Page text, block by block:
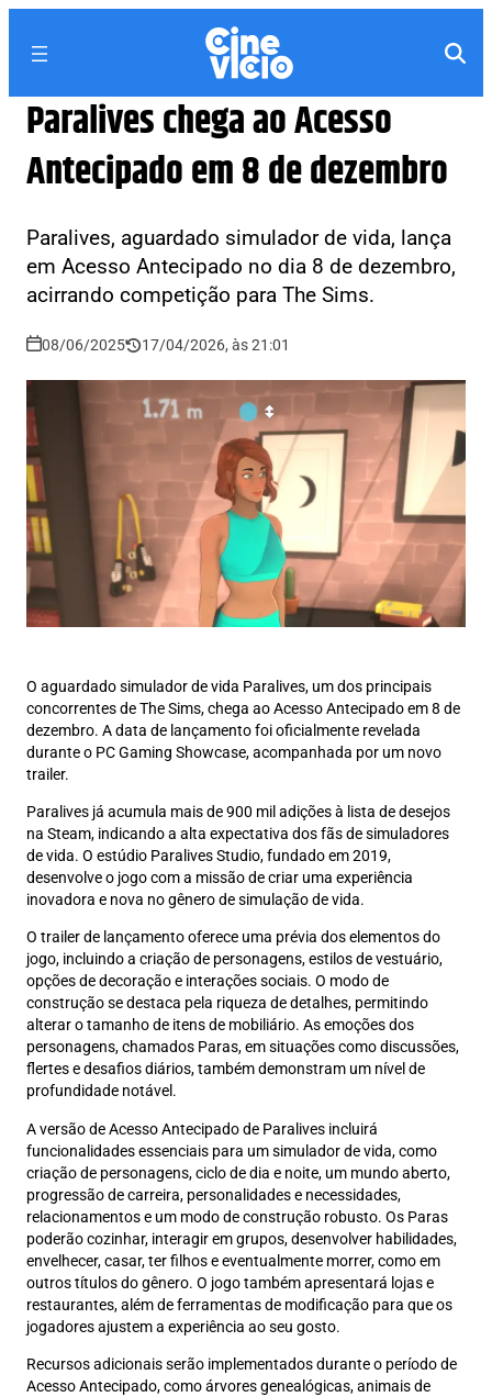
Paralives chega ao Acesso
Antecipado em 8 de dezembro
Paralives, aguardado simulador de vida, lança
em Acesso Antecipado no dia 8 de dezembro,
acirrando competição para The Sims.
08/06/2025 17/04/2026, às 21:01
O aguardado simulador de vida Paralives, um dos principais
concorrentes de The Sims, chega ao Acesso Antecipado em 8 de
dezembro. A data de lançamento foi oficialmente revelada
durante o PC Gaming Showcase, acompanhada por um novo
trailer.
Paralives já acumula mais de 900 mil adições à lista de desejos
na Steam, indicando a alta expectativa dos fãs de simuladores
de vida. O estúdio Paralives Studio, fundado em 2019,
desenvolve o jogo com a missão de criar uma experiência
inovadora e nova no gênero de simulação de vida.
O trailer de lançamento oferece uma prévia dos elementos do
jogo, incluindo a criação de personagens, estilos de vestuário,
opções de decoração e interações sociais. O modo de
construção se destaca pela riqueza de detalhes, permitindo
alterar o tamanho de itens de mobiliário. As emoções dos
personagens, chamados Paras, em situações como discussões,
flertes e desafios diários, também demonstram um nível de
profundidade notável.
A versão de Acesso Antecipado de Paralives incluirá
funcionalidades essenciais para um simulador de vida, como
criação de personagens, ciclo de dia e noite, um mundo aberto,
progressão de carreira, personalidades e necessidades,
relacionamentos e um modo de construção robusto. Os Paras
poderão cozinhar, interagir em grupos, desenvolver habilidades,
envelhecer, casar, ter filhos e eventualmente morrer, como em
outros títulos do gênero. O jogo também apresentará lojas e
restaurantes, além de ferramentas de modificação para que os
jogadores ajustem a experiência ao seu gosto.
Recursos adicionais serão implementados durante o período de
Acesso Antecipado, como árvores genealógicas, animais de